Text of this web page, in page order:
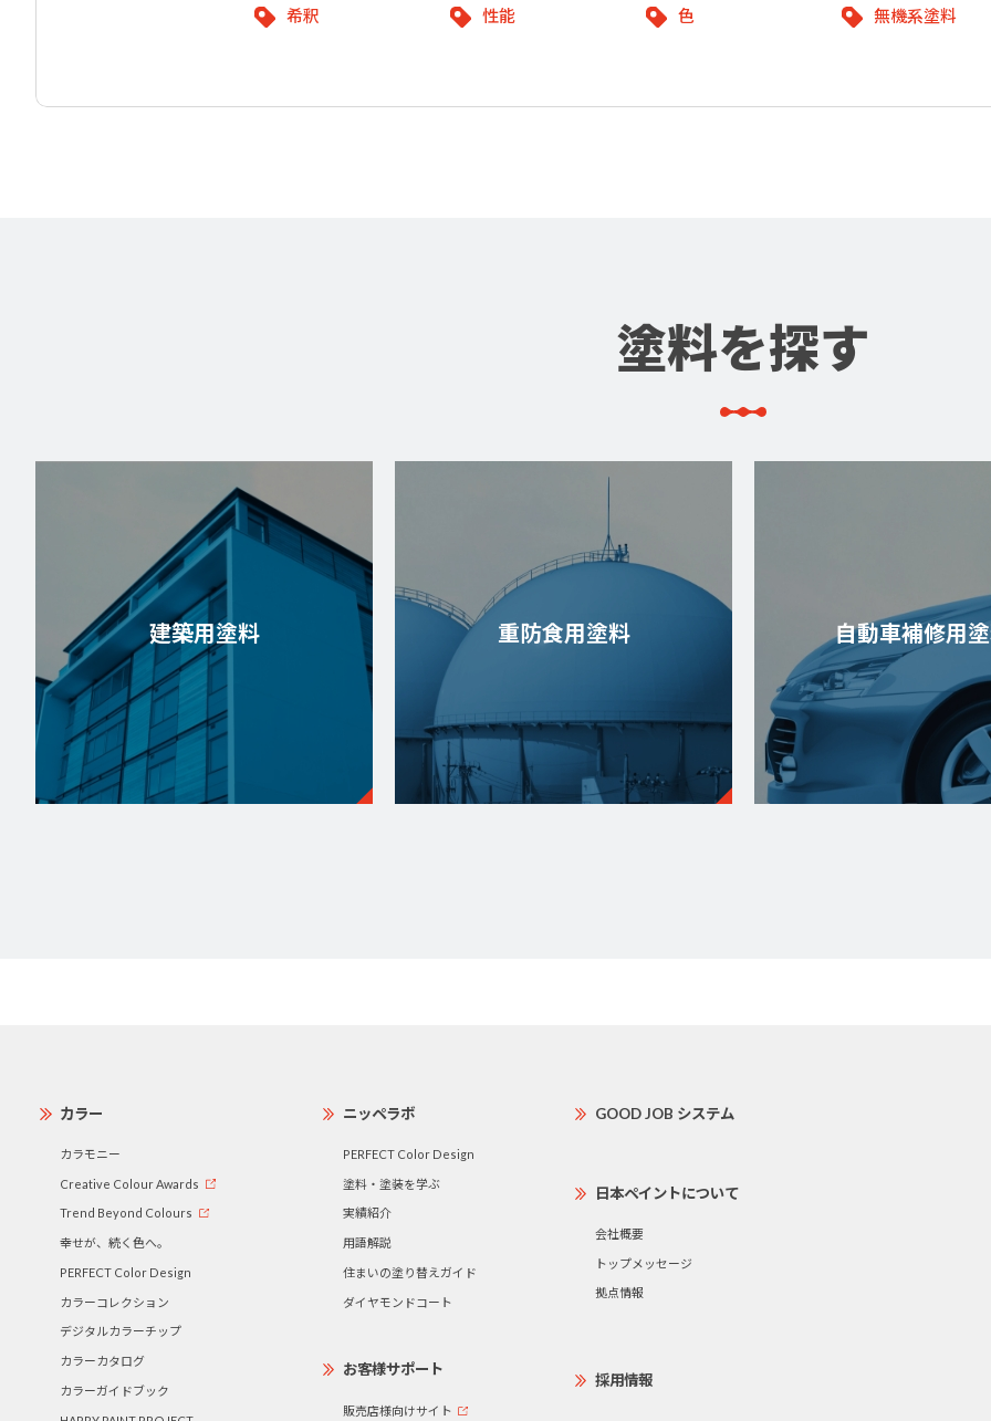
希釈 性能 色 無機系塗料
塗料を探す
建築用塗料 重防食用塗料 自動車補修用
カラー
カラモニー
Creative Colour Awards
Trend Beyond Colours
幸せが、続く色へ。
PERFECT Color Design
カラーコレクション
デジタルカラーチップ
カラーカタログ
カラーガイドブック
ニッペラボ
PERFECT Color Design
塗料・塗装を学ぶ
実績紹介
用語解説
住まいの塗り替えガイド
ダイヤモンドコート
お客様サポート
販売店様向けサイト
GOOD JOB システム
日本ペイントについて
会社概要
トップメッセージ
拠点情報
採用情報